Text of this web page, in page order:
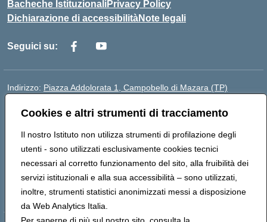
Cookies e altri strumenti di tracciamento
Il nostro Istituto non utilizza strumenti di profilazione degli
utenti - sono utilizzati esclusivamente cookies tecnici
necessari al corretto funzionamento del sito, alla fruibilità dei
servizi istituzionali e alla sua accessibilità – sono utilizzati,
inoltre, strumenti statistici anonimizzati messi a disposizione
da Web Analytics Italia.
Bacheche IstituzionaliPrivacy Policy
Dichiarazione di accessibilitàNote legali
Seguici su:
Indirizzo: Piazza Addolorata 1, Campobello di Mazara (TP)
Posta elettronica certificata (PEC):tpic81800e@pec.istruzione.it
Codice fiscale: 81000910810
Codice meccanografico: TPIC81800E
Codice Indice delle Pubbliche Amministrazioni (IPA):